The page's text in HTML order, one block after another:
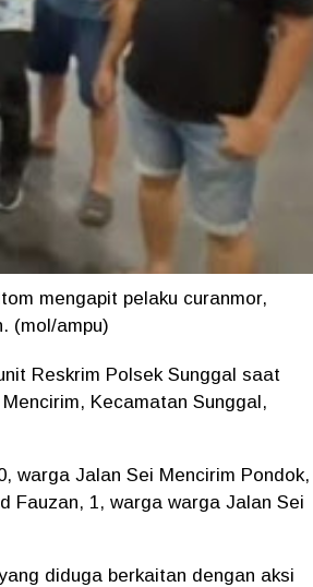
mengapit pelaku curanmor,
(mol/ampu)
Reskrim Polsek Sunggal saat
Kecamatan Sunggal,
warga Jalan Sei Mencirim Pondok,
Fauzan, 1, warga warga Jalan Sei
diduga berkaitan dengan aksi